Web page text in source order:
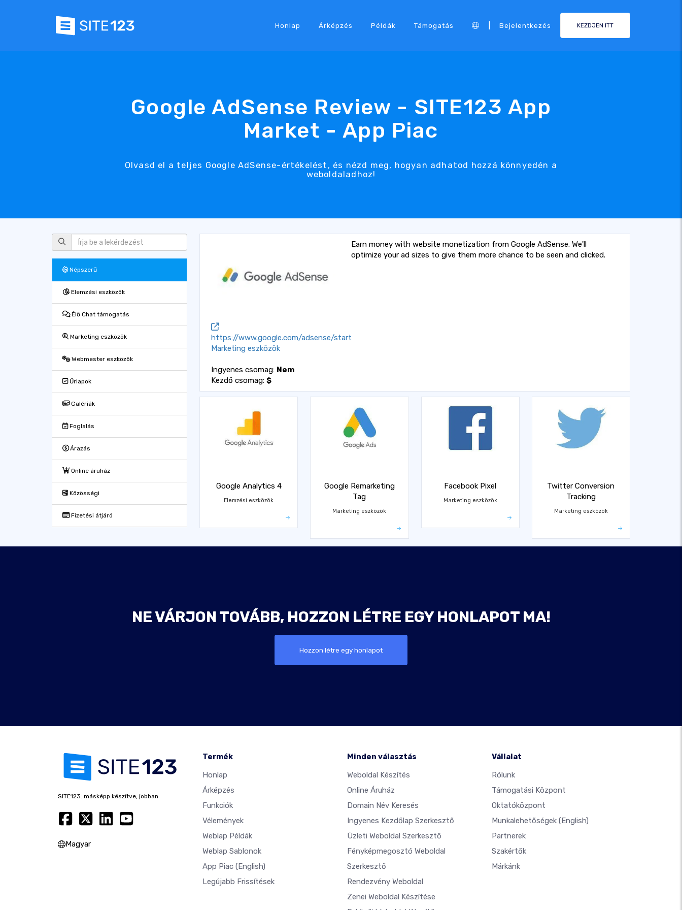
Honlap Árképzés Példák Támogatás Bejelentkezés KEZDJEN ITT
Google AdSense Review - SITE123 App
Market - App Piac
Olvasd el a teljes Google AdSense-értékelést, és nézd meg, hogyan adhatod hozzá könnyedén a
weboldaladhoz!
Népszerű
Elemzési eszközök
Élő Chat támogatás
Marketing eszközök
Webmester eszközök
Űrlapok
Galériák
Foglalás
Árazás
Online áruház
Közösségi
Fizetési átjáró
https://www.google.com/adsense/start
Marketing eszközök
Ingyenes csomag: Nem
Kezdő csomag: $
Earn money with website monetization from Google AdSense. We'll
optimize your ad sizes to give them more chance to be seen and clicked.
Google Analytics 4
Elemzési eszközök
Google Remarketing
Tag
Marketing eszközök
Facebook Pixel
Marketing eszközök
Twitter Conversion
Tracking
Marketing eszközök
NE VÁRJON TOVÁBB, HOZZON LÉTRE EGY HONLAPOT MA!
Hozzon létre egy honlapot
SITE123: másképp készítve, jobban
Magyar
Termék
Honlap
Árképzés
Funkciók
Vélemények
Weblap Példák
Weblap Sablonok
App Piac (English)
Legújabb Frissítések
Minden választás
Weboldal Készítés
Online Áruház
Domain Név Keresés
Ingyenes Kezdőlap Szerkesztő
Üzleti Weboldal Szerkesztő
Fényképmegosztó Weboldal
Szerkesztő
Rendezvény Weboldal
Zenei Weboldal Készítése
Vállalat
Rólunk
Támogatási Központ
Oktatóközpont
Munkalehetőségek (English)
Partnerek
Szakértők
Márkánk